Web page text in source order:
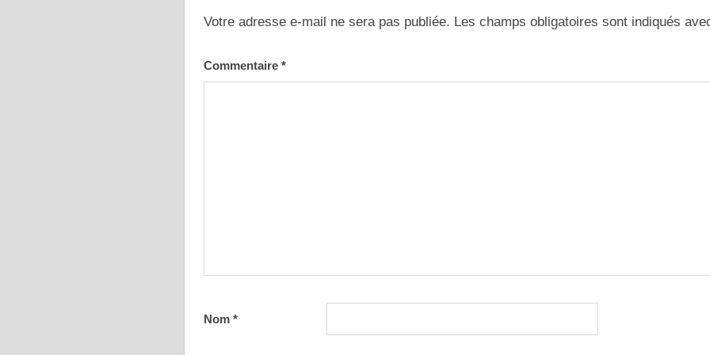
Votre adresse e-mail ne sera pas publiée. Les champs obligatoires sont indiqués
Commentaire *
Nom *